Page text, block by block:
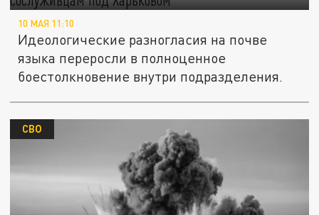
10 МАЯ 11:10
Идеологические разногласия на почве
языка переросли в полноценное
боестолкновение внутри подразделения.
СВО